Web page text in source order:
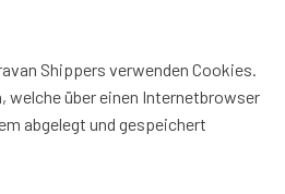
Shippers verwenden Cookies.
welche über einen Internetbrowser
abgelegt und gespeichert